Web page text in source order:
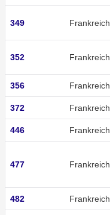
349 Frankreich
352 Frankreich
356 Frankreich
372 Frankreich
446 Frankreich
477 Frankreich
482 Frankreich